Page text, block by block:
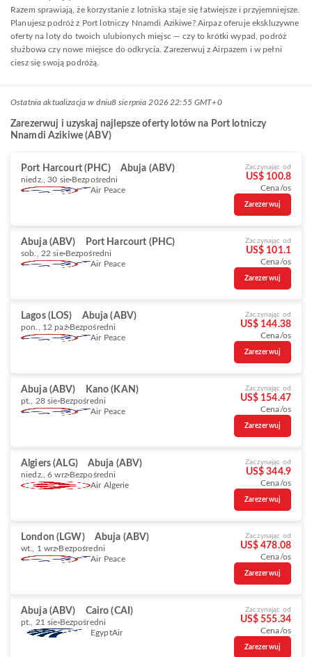
Razem sprawiają, że korzystanie z lotniska staje się łatwiejsze i przyjemniejsze.
Planujesz podróż z Port lotniczy Nnamdi Azikiwe? Airpaz oferuje ekskluzywne
oferty na loty do twoich ulubionych miejsc — czy to krótki wypad, podróż
służbowa czy nowe miejsce do odkrycia. Zarezerwuj z Airpazem i w pełni
ciesz się swoją podróżą.
Ostatnia aktualizacja w dniu8 sierpnia 2026 22:55 GMT+0
Zarezerwuj i uzyskaj najlepsze oferty lotów na Port lotniczy
Nnamdi Azikiwe (ABV)
Port Harcourt (PHC) Abuja (ABV)
niedz., 30 sie Bezpośredni
Air Peace
Zaczynając od
US$ 100.8
Cena/os
Zarezerwuj
Abuja (ABV) Port Harcourt (PHC)
sob., 22 sie Bezpośredni
Air Peace
Zaczynając od
US$ 101.1
Cena/os
Zarezerwuj
Lagos (LOS) Abuja (ABV)
pon., 12 paź Bezpośredni
Air Peace
Zaczynając od
US$ 144.38
Cena/os
Zarezerwuj
Abuja (ABV) Kano (KAN)
pt., 28 sie Bezpośredni
Air Peace
Zaczynając od
US$ 154.47
Cena/os
Zarezerwuj
Algiers (ALG) Abuja (ABV)
niedz., 6 wrz Bezpośredni
Air Algerie
Zaczynając od
US$ 344.9
Cena/os
Zarezerwuj
London (LGW) Abuja (ABV)
wt., 1 wrz Bezpośredni
Air Peace
Zaczynając od
US$ 478.08
Cena/os
Zarezerwuj
Abuja (ABV) Cairo (CAI)
pt., 21 sie Bezpośredni
EgyptAir
Zaczynając od
US$ 555.34
Cena/os
Zarezerwuj